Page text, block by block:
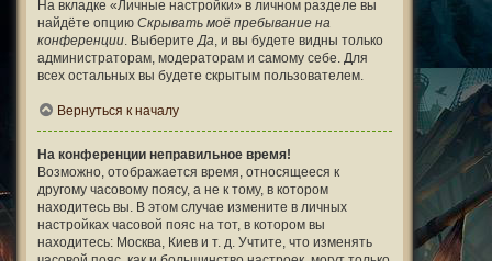
На вкладке «Личные настройки» в личном разделе вы
найдёте опцию Скрывать моё пребывание на
конференции. ВыберитеДа, и вы будете видны только
администраторам, модераторам и самому себе. Для
всех остальных вы будете скрытым пользователем.
Вернуться к началу
На конференции неправильное время!
Возможно, отображается время, относящееся к
другому часовому поясу, а не к тому, в котором
находитесь вы. В этом случае измените в личных
настройках часовой пояс на тот, в котором вы
находитесь: Москва, Киев и т. д. Учтите, что изменять